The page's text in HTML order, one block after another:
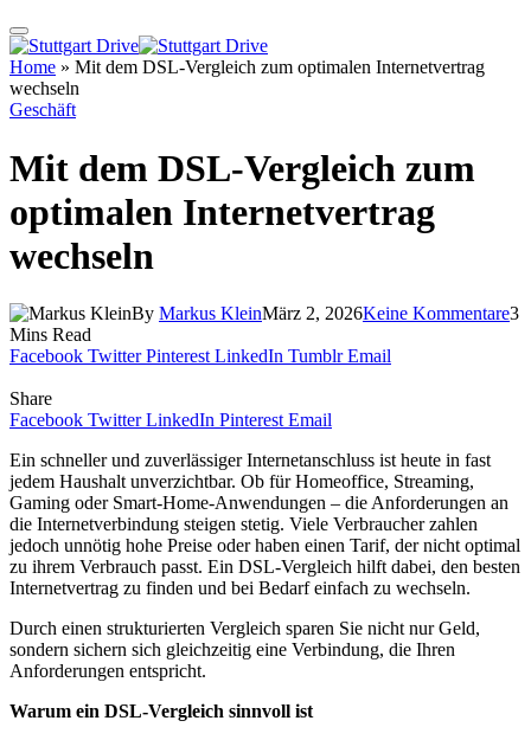
Home » Mit dem DSL-Vergleich zum optimalen Internetvertrag
wechseln
Geschäft
Mit dem DSL-Vergleich zum
optimalen Internetvertrag
wechseln
By Markus KleinMärz 2, 2026Keine Kommentare3
Mins Read
Facebook Twitter Pinterest LinkedIn Tumblr Email
Share
Facebook Twitter LinkedIn Pinterest Email
Ein schneller und zuverlässiger Internetanschluss ist heute in fast
jedem Haushalt unverzichtbar. Ob für Homeoffice, Streaming,
Gaming oder Smart-Home-Anwendungen – die Anforderungen an
die Internetverbindung steigen stetig. Viele Verbraucher zahlen
jedoch unnötig hohe Preise oder haben einen Tarif, der nicht optimal
zu ihrem Verbrauch passt. Ein DSL-Vergleich hilft dabei, den besten
Internetvertrag zu finden und bei Bedarf einfach zu wechseln.
Durch einen strukturierten Vergleich sparen Sie nicht nur Geld,
sondern sichern sich gleichzeitig eine Verbindung, die Ihren
Anforderungen entspricht.
Warum ein DSL-Vergleich sinnvoll ist